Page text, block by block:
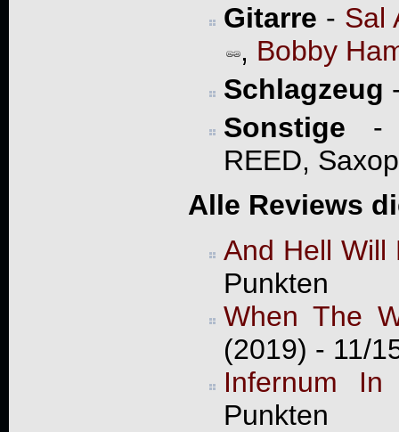
Gitarre - Sal
, Bobby
Schlagzeug
Sonstige -
REED,
Alle Reviews
And Hell Will
Punkten
When The
(2019) - 11/
Infernum In
Punkten